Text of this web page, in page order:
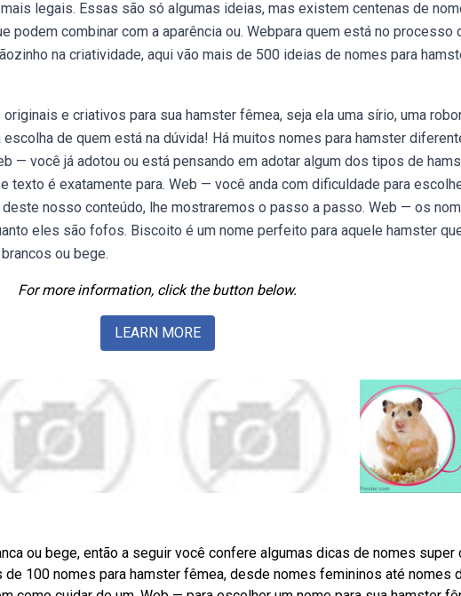
legais. Essas são só algumas ideias, mas existem centenas de
podem combinar com a aparência ou. Webpara quem está no processo
na criatividade, aqui vão mais de 500 ideias de nomes para
e criativos para sua hamster fêmea, seja ela uma sírio, uma
escolha de quem está na dúvida! Há muitos nomes para hamster
— você já adotou ou está pensando em adotar algum dos tipos de
texto é exatamente para. Web — você anda com dificuldade para
nosso conteúdo, lhe mostraremos o passo a passo. Web — os
eles são fofos. Biscoito é um nome perfeito para aquele hamster
ou bege.
For more information, click the button below.
LEARN MORE
ou bege, então a seguir você confere algumas dicas de nomes super
100 nomes para hamster fêmea, desde nomes femininos até nomes